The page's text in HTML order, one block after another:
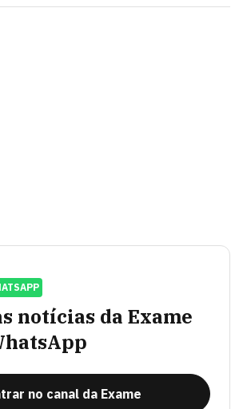
notícias da Exame
no canal da Exame